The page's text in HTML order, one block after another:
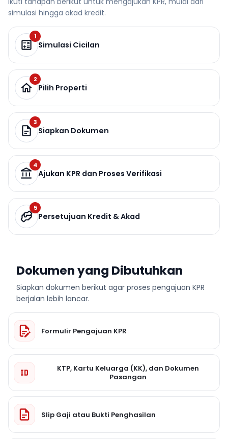
simulasi hingga akad kredit.
1
Simulasi Cicilan
2
Pilih Properti
3
Siapkan Dokumen
4
Ajukan KPR dan Proses Verifikasi
5
Persetujuan Kredit & Akad
Dokumen yang Dibutuhkan
Siapkan dokumen berikut agar proses pengajuan KPR
berjalan lebih lancar.
Formulir Pengajuan KPR
KTP, Kartu Keluarga (KK), dan Dokumen
Pasangan
Slip Gaji atau Bukti Penghasilan